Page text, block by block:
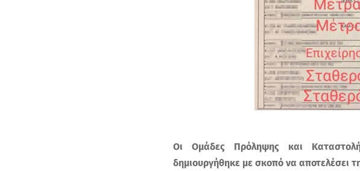
Οι Ομάδες Πρόληψης και
δημιουργήθηκε με σκοπό να αποτελέσει